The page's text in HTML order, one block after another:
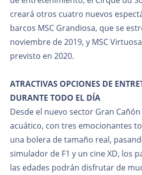
creará otros cuatro nuevos
barcos MSC Grandiosa, que se
noviembre de 2019, y MSC
previsto en 2020.
ATRACTIVAS OPCIONES DE
DURANTE TODO EL DÍA
Desde el nuevo sector Gran
acuático, con tres emocionantes
una bolera de tamaño real,
simulador de F1 y un cine XD, los
las edades podrán disfrutar de